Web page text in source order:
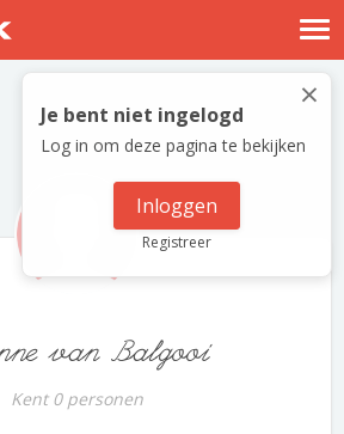
verhalen
Log in
Meld je gratis aan
×
Je bent niet ingelogd
Log in om deze pagina te bekijken
Inloggen
Registreer
van Balgooi
Kent 0 personen